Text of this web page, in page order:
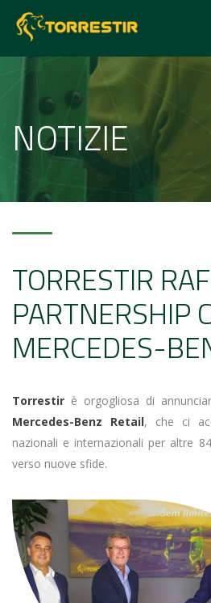
NOTIZIE
TORRESTIR
PARTNERSHIP
MERCEDES-
Torrestir è orgogliosa di
Mercedes-Benz Retail, che ci
nazionali e internazionali per altre
verso nuove sfide.